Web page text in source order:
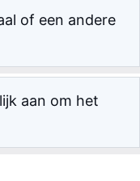
of een andere
aan om het